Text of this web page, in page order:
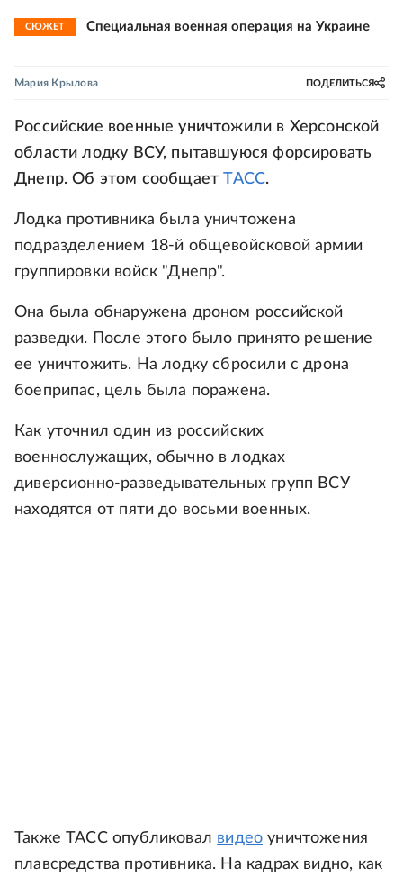
СЮЖЕТ Специальная военная операция на Украине
Мария Крылова ПОДЕЛИТЬСЯ
Российские военные уничтожили в Херсонской
области лодку ВСУ, пытавшуюся форсировать
Днепр. Об этом сообщаетТАСС.
Лодка противника была уничтожена
подразделением 18-й общевойсковой армии
группировки войск "Днепр".
Она была обнаружена дроном российской
разведки. После этого было принято решение
ее уничтожить. На лодку сбросили с дрона
боеприпас, цель была поражена.
Как уточнил один из российских
военнослужащих, обычно в лодках
диверсионно-разведывательных групп ВСУ
находятся от пяти до восьми военных.
Также ТАСС опубликовал видео уничтожения
плавсредства противника. На кадрах видно, как